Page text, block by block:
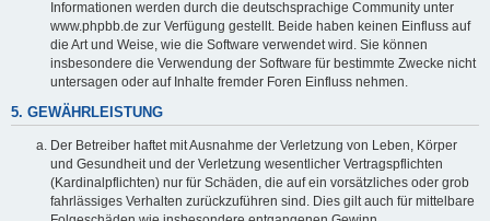
Informationen werden durch die deutschsprachige Community unter
www.phpbb.de zur Verfügung gestellt. Beide haben keinen Einfluss auf
die Art und Weise, wie die Software verwendet wird. Sie können
insbesondere die Verwendung der Software für bestimmte Zwecke nicht
untersagen oder auf Inhalte fremder Foren Einfluss nehmen.
5. GEWÄHRLEISTUNG
Der Betreiber haftet mit Ausnahme der Verletzung von Leben, Körper
und Gesundheit und der Verletzung wesentlicher Vertragspflichten
(Kardinalpflichten) nur für Schäden, die auf ein vorsätzliches oder grob
fahrlässiges Verhalten zurückzuführen sind. Dies gilt auch für mittelbare